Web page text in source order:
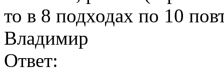
то в 8 подходах по 10
Владимир
Ответ: